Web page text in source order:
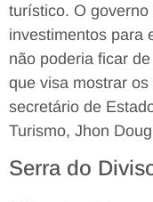
turístico. O
investimentos para
não poderia ficar
que visa mostrar
secretário de
Turismo, Jhon
Serra do